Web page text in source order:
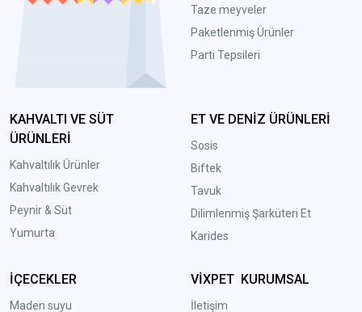
Taze meyveler
Paketlenmiş Ürünler
Parti Tepsileri
KAHVALTI VE SÜT
ÜRÜNLERİ
Kahvaltılık Ürünler
Kahvaltılık Gevrek
Peynir & Süt
Yumurta
ET VE DENİZ ÜRÜNLERİ
Sosis
Biftek
Tavuk
Dilimlenmiş Şarküteri Et
Karides
İÇECEKLER
Maden suyu
VİXPET KURUMSAL
İletişim